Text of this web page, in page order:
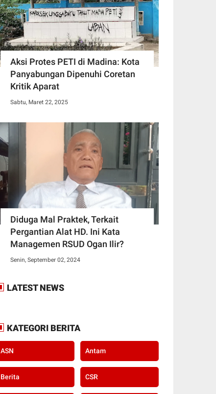
Aksi Protes PETI di Madina: Kota
Panyabungan Dipenuhi Coretan
Kritik Aparat
Sabtu, Maret 22, 2025
Diduga Mal Praktek, Terkait
Pergantian Alat HD. Ini Kata
Managemen RSUD Ogan Ilir?
Senin, September 02, 2024
LATEST NEWS
KATEGORI BERITA
ASN Antam
Berita CSR